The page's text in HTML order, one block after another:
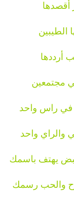
أقصدها
الطيبين
أرددها
مجتمعين
في راس واحد
واحد
يهتف باسمك
والحب رسمك